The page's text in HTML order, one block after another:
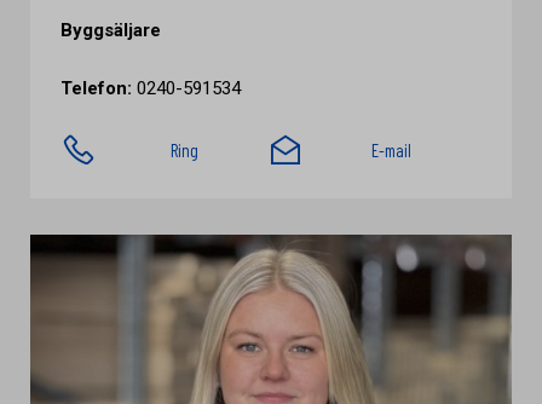
Byggsäljare
Telefon: 0240-591534
Ring E-mail